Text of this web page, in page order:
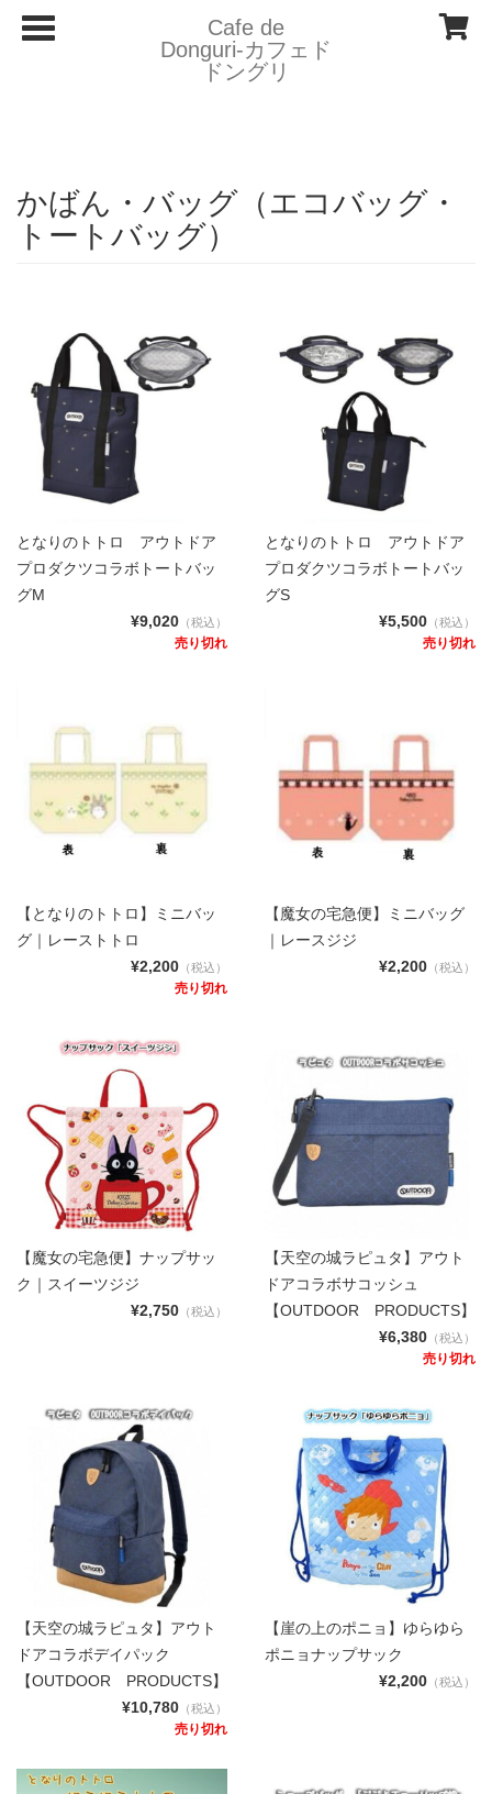
T
o
g
t
Cafe de
Donguri- カフェド
ドングリ
かばん・バッグ（エコバッグ・
トートバッグ）
となりのトトロ アウトドア
プロダクツコラボトートバッ
グM
¥9,020 （税込）
売り切れ
となりのトトロ アウトドア
プロダクツコラボトートバッ
グS
¥5,500（税込）
売り切れ
【となりのトトロ】ミニバッ
グ｜レーストトロ
¥2,200 （税込）
売り切れ
【魔女の宅急便】ミニバッグ
｜レースジジ
¥2,200（税込）
【魔女の宅急便】ナップサッ
ク｜スイーツジジ
¥2,750 （税込）
【天空の城ラピュタ】アウト
ドアコラボサコッシュ
【OUTDOOR PRODUCTS】
¥6,380（税込）
売り切れ
【天空の城ラピュタ】アウト
ドアコラボデイパック
【OUTDOOR PRODUCTS】
¥10,780 （税込）
売り切れ
【崖の上のポニョ】ゆらゆら
ポニョナップサック
¥2,200（税込）